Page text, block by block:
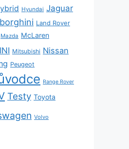
Hyundai Jaguar
Land Rover
Mazda McLaren
Mitsubishi Nissan
Peugeot
Range Rover
Testy Toyota
Volvo